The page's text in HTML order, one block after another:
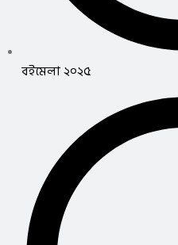
বইমেলা ২০২৫